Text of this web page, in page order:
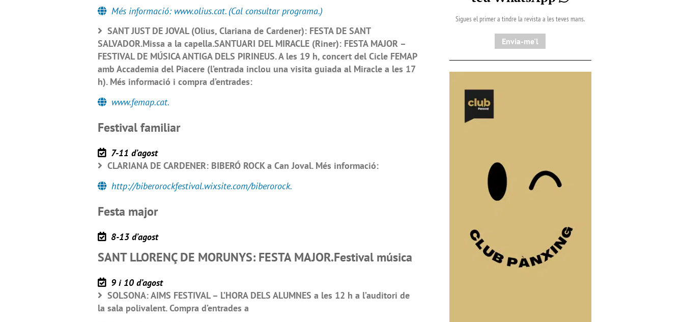
Més informació: www.olius.cat. (Cal consultar programa.)
SANT JUST DE JOVAL (Olius, Clariana de Cardener): FESTA DE SANT
SALVADOR.Missa a la capella.SANTUARI DEL MIRACLE (Riner): FESTA MAJOR –
FESTIVAL DE MÚSICA ANTIGA DELS PIRINEUS. A les 19 h, concert del Cicle FEMAP
amb Accademia del Piacere (l’entrada inclou una visita guiada al Miracle a les 17
h). Més informació i compra d’entrades:
www.femap.cat.
Festival familiar
7-11 d’agost
CLARIANA DE CARDENER: BIBERÓ ROCK a Can Joval. Més informació:
http://biberorockfestival.wixsite.com/biberorock.
Festa major
8-13 d’agost
SANT LLORENÇ DE MORUNYS: FESTA MAJOR.Festival música
9 i 10 d’agost
SOLSONA: AIMS FESTIVAL – L’HORA DELS ALUMNES a les 12 h a l’auditori de
la sala polivalent. Compra d’entrades a
Sigues el primer a tindre la revista a les teves mans.
Envia-me'l